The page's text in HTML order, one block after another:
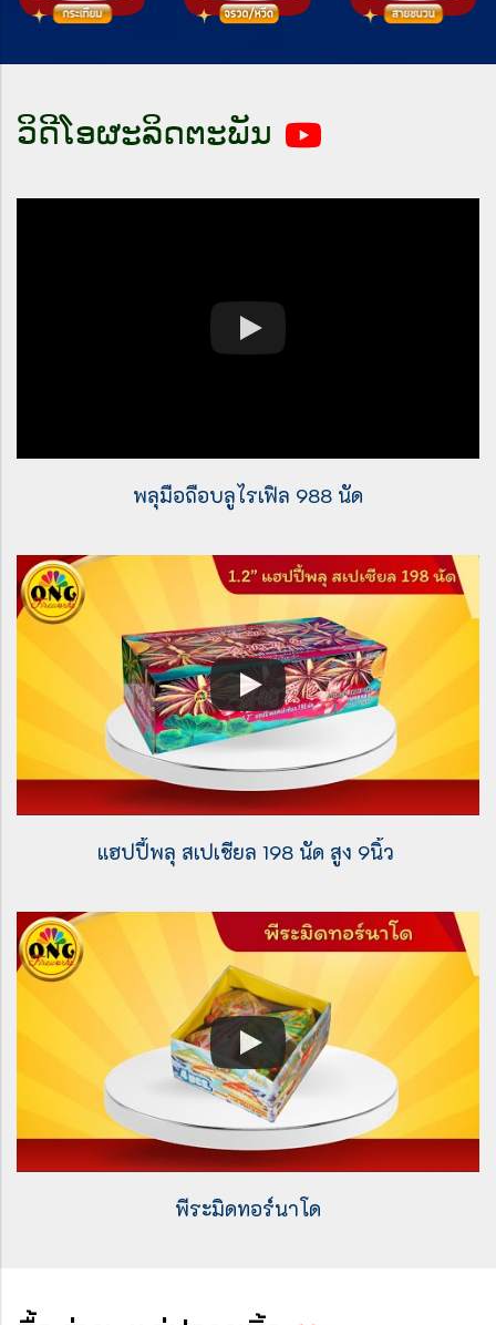
ວິດີໂອຜະລິດຕະພັນ
พลุมือถือบลูไรเฟิล 988 นัด
แฮปปี้พลุ สเปเชียล 198 นัด สูง 9นิ้ว
พีระมิดทอร์นาโด